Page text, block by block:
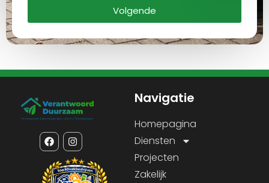
Volgende
Navigatie
Homepagina
Diensten
Projecten
Zakelijk